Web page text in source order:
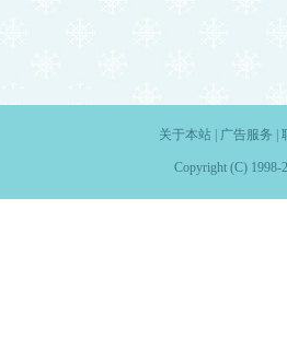
关于本站| 广告服务
Copyright (C) 1998-